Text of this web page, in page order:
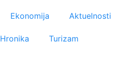
Ekonomija Aktuelnosti
Hronika Turizam